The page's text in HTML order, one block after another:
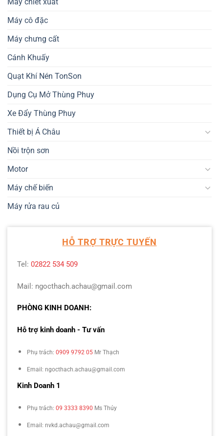
Máy cô đặc
Máy chưng cất
Cánh Khuấy
Quạt Khí Nén TonSon
Dụng Cụ Mở Thùng Phuy
Xe Đẩy Thùng Phuy
Thiết bị Á Châu
Nồi trộn sơn
Motor
Máy chế biến
Máy rửa rau củ
HỖ TRỢ TRỰC TUYẾN
Tel: 02822 534 509
Mail: ngocthach.achau@gmail.com
PHÒNG KINH DOANH:
Hỗ trợ kinh doanh - Tư vấn
Phụ trách: 0909 9792 05 Mr Thạch
Email: ngocthach.achau@gmail.com
Kinh Doanh 1
Phụ trách: 09 3333 8390 Ms Thúy
Email: nvkd.achau@gmail.com